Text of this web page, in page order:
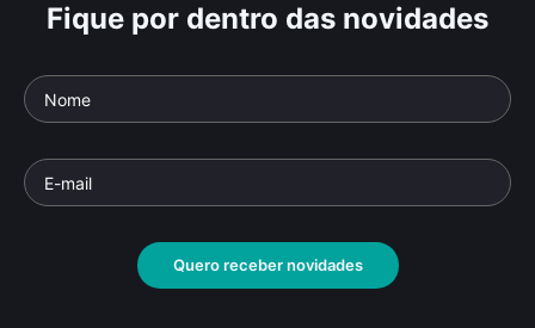
Fique por dentro das novidades
Quero receber novidades